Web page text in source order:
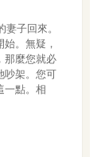
子回來。
。無疑，
那麼您就必
吵架。您可
一點。相